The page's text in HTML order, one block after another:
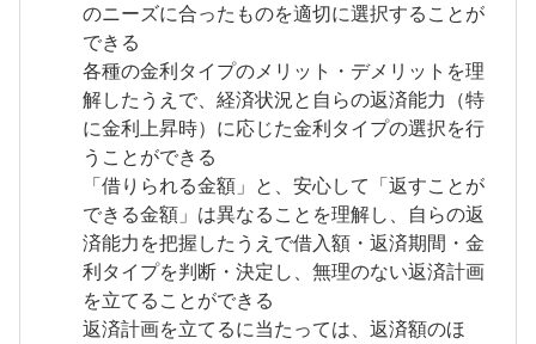
のニーズに合ったものを適切に選択することが
できる
各種の金利タイプのメリット・デメリットを理
解したうえで、経済状況と自らの返済能力（特
に金利上昇時）に応じた金利タイプの選択を行
うことができる
「借りられる金額」と、安心して「返すことが
できる金額」は異なることを理解し、自らの返
済能力を把握したうえで借入額・返済期間・金
利タイプを判断・決定し、無理のない返済計画
を立てることができる
返済計画を立てるに当たっては、返済額のほ